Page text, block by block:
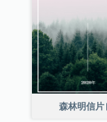
森林明信片